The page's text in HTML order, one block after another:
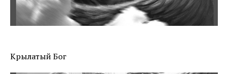
Крылатый Бог